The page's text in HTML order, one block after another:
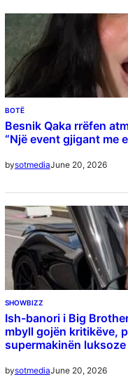
BOTË
Besnik Qaka rrëfen
“Një event gjigant me
bysotmediaJune 20, 2026
SHOWBIZZ
Ish-banori i Big
mbyll gojën kritikëve,
supermakinën luksoze
bysotmediaJune 20, 2026